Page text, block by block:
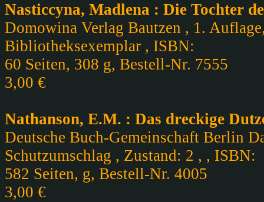
Nasticcyna, Madlena : Die Tochter
Domowina Verlag Bautzen , 1.
Bibliotheksexemplar , ISBN:
60 Seiten, 308 g, Bestell-Nr. 7555
3,00 €
Nathanson, E.M. : Das dreckige
Deutsche Buch-Gemeinschaft Berlin
Schutzumschlag , Zustand: 2 , , ISBN:
582 Seiten, g, Bestell-Nr. 4005
3,00 €